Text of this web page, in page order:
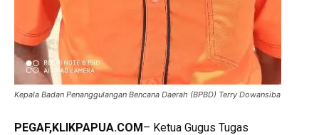
Kepala Badan Penanggulangan Bencana Daerah (BPBD) Terry Dowansiba
PEGAF,KLIKPAPUA.COM– Ketua Gugus Tugas